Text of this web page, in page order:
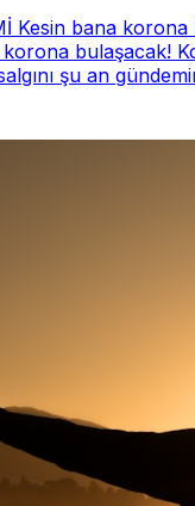
Kesin bana
korona bulaşacak!
şu an